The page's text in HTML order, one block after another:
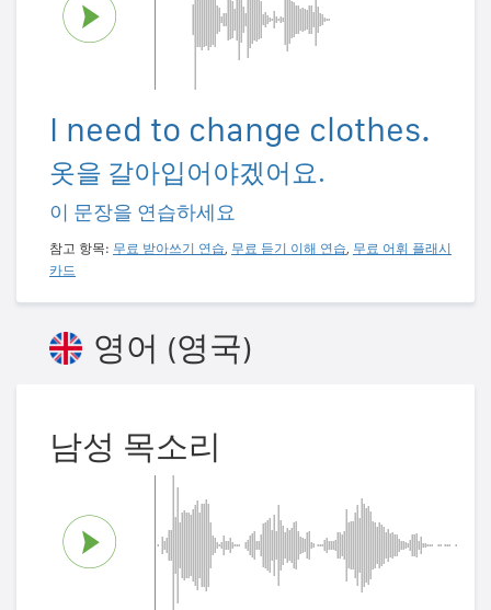
I need to change clothes.
옷을 갈아입어야겠어요.
이 문장을 연습하세요
참고 항목: 무료 받아쓰기 연습, 무료 듣기 이해 연습, 무료 어휘 플래시
카드
영어 (영국)
남성 목소리